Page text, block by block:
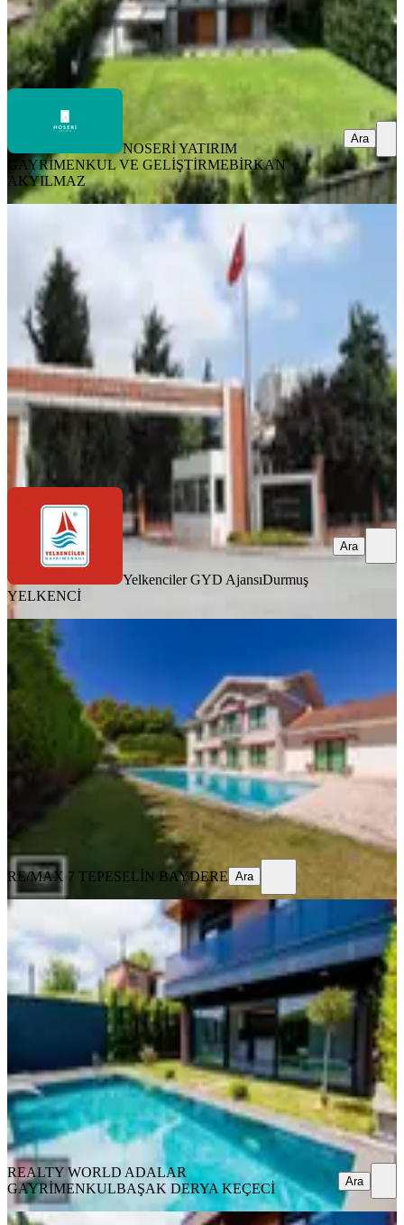
NOSERİ YATIRIM GAYRİMENKUL VE
GELİŞTİRME BİRKAN AKYILMAZ
Ara
NOSERİ YATIRIM
GAYRİMENKUL VE GELİŞTİRMEBİRKAN
AKYILMAZ
Ara
Küçükçekmece Halkalı İstasyon Mah.
4+1 Kiralık Tripleks Villa
İstanbul, Küçükçekmece
·220 m²
100.000 ₺
Yelkenciler GYD Ajansı Durmuş YELKENCİ
Ara
Yelkenciler GYD AjansıDurmuş
YELKENCİ
Ara
EŞYALI
İstanbul, Beykoz
9+ Oda·1300 m²·02.08.2026
450.000 ₺
SELİN BAYDERE
Ara
RE/MAX 7 TEPESELİN BAYDERE Ara
SIFIR BİNA
Şile Çavuş Keleş Villaları Müstakil
Havuzlu Kiralık 5+1 Villa
İstanbul, Şile
5+1·185 m²·02.08.2026
155.000 ₺
REALTY WORLD ADALAR GAYRİMENKULBAŞAK
DERYA KEÇECİ
Ara
REALTY WORLD ADALAR
GAYRİMENKULBAŞAK DERYA KEÇECİ Ara
SIFIR BİNA